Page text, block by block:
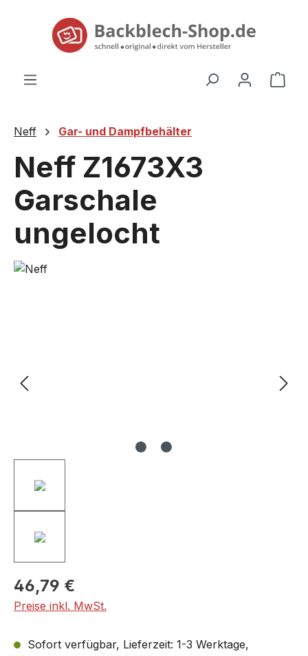
springen
Neff Gar- und Dampfbehälter
Neff Z1673X3
Garschale
ungelocht
46,79 €
Preise inkl. MwSt.
Sofort verfügbar, Lieferzeit: 1-3 Werktage,